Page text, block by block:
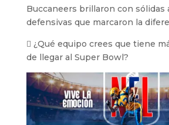
Buccaneers brillaron con sólidas
defensivas que marcaron la
 ¿Qué equipo crees que tiene
de llegar al Super Bowl?